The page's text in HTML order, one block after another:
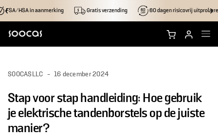
FSA/HSA in aanmerking Gratis verzending 60 dagen risicovrij
Borstelkoppen
SOOCASLLC - 16 december 2024
Stap voor stap handleiding: Hoe gebruik
je elektrische tandenborstels op de juiste
manier?